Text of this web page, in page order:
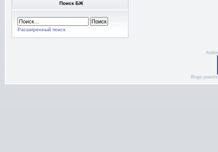
Поиск БЖ
Расширенный поиск
Blogs